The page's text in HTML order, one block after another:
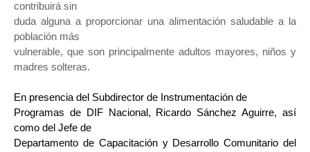
contribuirá sin
duda alguna a proporcionar una alimentación saludable a la
población más
vulnerable, que son principalmente adultos mayores, niños y
madres solteras.
En presencia del Subdirector de Instrumentación de
Programas de DIF Nacional, Ricardo Sánchez Aguirre, así
como del Jefe de
Departamento de Capacitación y Desarrollo Comunitario del